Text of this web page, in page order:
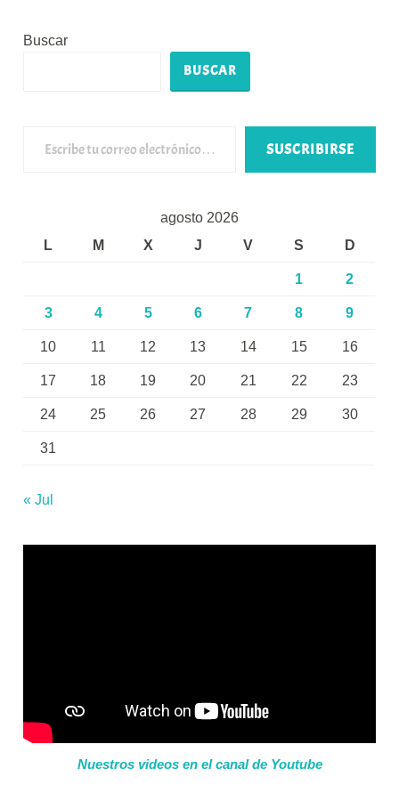
Buscar
BUSCAR
SUSCRIBIRSE
agosto 2026
L
M X J V S D
1 2
3 4 5 6 7 8 9
10 11 12 13 14 15 16
17 18 19 20 21 22 23
24 25 26 27 28 29 30
31
« Jul
Nuestros videos en el canal de Youtube